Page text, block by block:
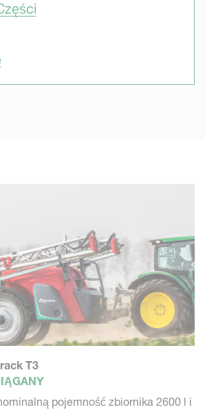
T3
pojemność zbiornika 2600 l i